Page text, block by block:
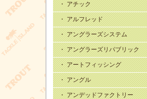
・ アチック
・ アルフレッド
・ アングラーズシステム
・ アングラーズリパブリック
・ アートフィッシング
・ アングル
・ アンデッドファクトリー